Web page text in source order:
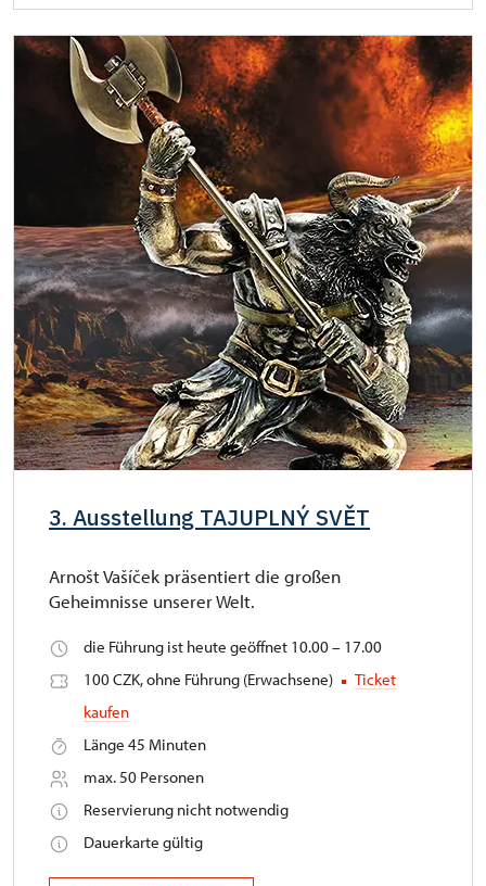
3. Ausstellung TAJUPLNÝ SVĚT
Arnošt Vašíček präsentiert die großen
Geheimnisse unserer Welt.
die Führung ist heute geöffnet 10.00 – 17.00
100 CZK, ohne Führung (Erwachsene)
Ticket
kaufen
Länge 45 Minuten
max. 50 Personen
Reservierung nicht notwendig
Dauerkarte gültig